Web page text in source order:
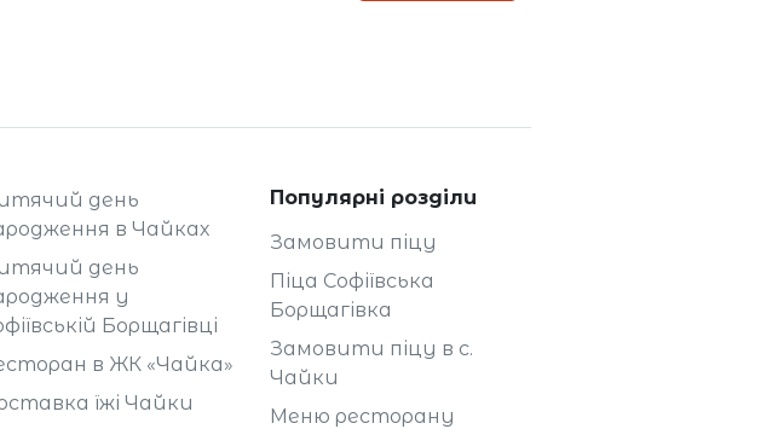
день
в Чайках
день
у
Борщагівці
в ЖК «Чайка»
їжі Чайки
Популярні розділи
Замовити піцу
Піца Софіївська
Борщагівка
Замовити піцу в с.
Чайки
Меню ресторану